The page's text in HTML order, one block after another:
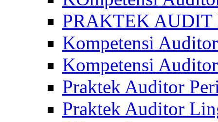
PRAKTEK
Kompetensi
Kompetensi
Praktek Auditor
Praktek Auditor